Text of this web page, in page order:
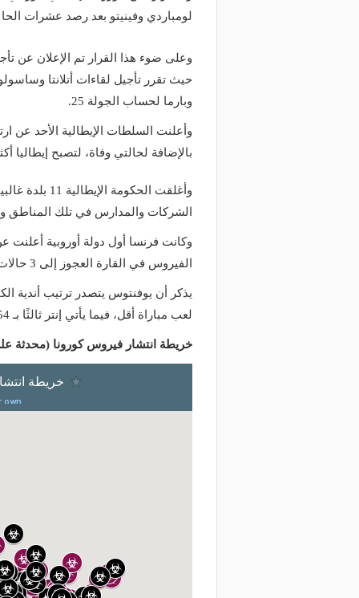
لومباردي وفينيتو بعد رصد عشرات
حيث تقرر تأجيل لقاءات أتلانتا
وبارما لحساب الجولة 25.
بالإضافة لحالتي وفاة، لتصبح إيطاليا
وأغلقت
الشركات والمدارس في تلك المناطق
وكانت فرنسا أول دولة أوروبية أعلنت
الفيروس في القارة العجوز إلى 3 حالات.
لعب مباراة أقل، فيما يأتي إنتر ثالثًا بـ 54 نقطة من 24 مباراة.
خريطة انتشار فيروس كورونا (محدثة